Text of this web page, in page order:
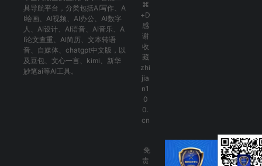
具导航平台，分类包括AI写作 、 A
I绘画 、 AI视频 、 AI办公 、 AI数字
人 、 AI设计、 AI语音、 AI音乐、 A
I论文查重 、 AI简历 、 文本转语
音、 自媒体 、 chatgpt中文版 ，以
及 豆包、 文心一言 、 kimi 、 新华
妙笔ai等AI工具。
⌘
+D
感
谢
收
藏
zhi
jia
n1
0
0.
cn
免
责